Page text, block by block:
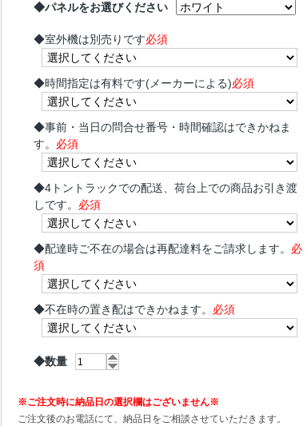
◆パネルをお選びください
◆室外機は別売りです必須
◆時間指定は有料です(メーカーによる)必須
◆事前・当日の問合せ番号・時間確認はできかねま
す。 必須
◆4トントラックでの配送、荷台上での商品お引き渡
しです。 必須
◆配達時ご不在の場合は再配達料をご請求します。 必
須
◆不在時の置き配はできかねます。 必須
◆数量
※ご注文時に納品日の選択欄はございません※
ご注文後のお電話にて、納品日をご相談させていただきます。